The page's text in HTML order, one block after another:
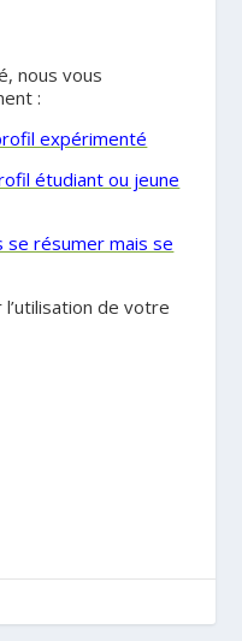
nous vous
:
expérimenté
étudiant ou jeune
se résumer mais se
de votre